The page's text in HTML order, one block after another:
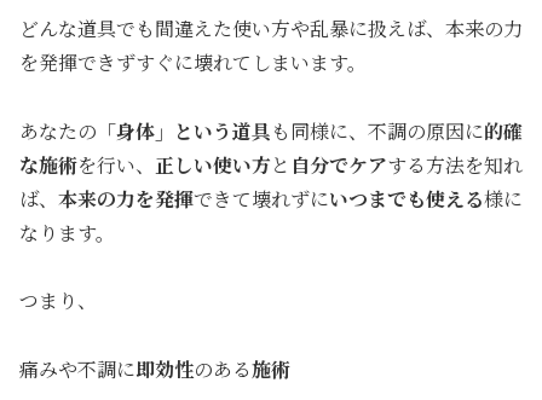
どんな道具でも間違えた使い方や乱暴に扱えば、本来の力
を発揮できずすぐに壊れてしまいます。
あなたの 「身体」という道具も同様に、不調の原因に的確
な施術を行い、 正しい使い方と 自分でケアする方法を知れ
ば、 本来の力を発揮できて壊れずにいつまでも使える様に
なります。
つまり、
痛みや不調に即効性のある施術